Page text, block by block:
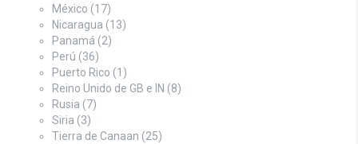
México (17)
Nicaragua (13)
Panamá (2)
Perú (36)
Puerto Rico (1)
Reino Unido de GB e IN (8)
Rusia (7)
Siria (3)
Tierra de Canaan (25)